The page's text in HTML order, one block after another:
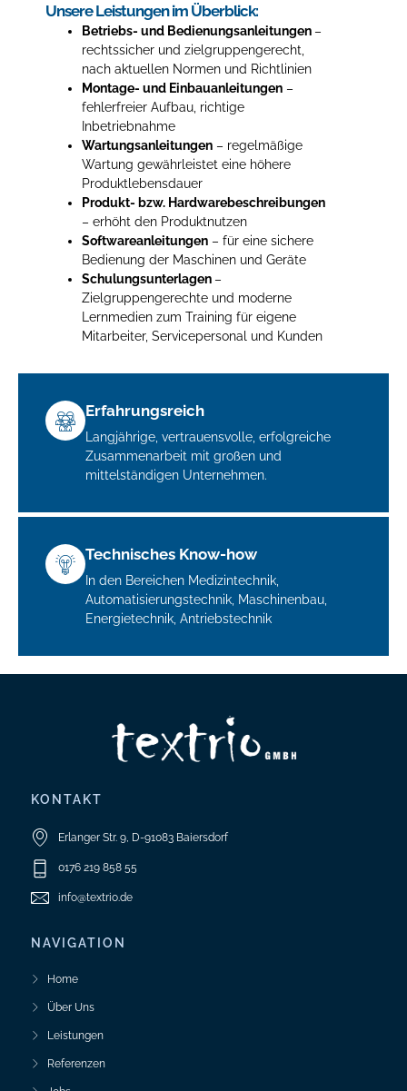
Unsere Leistungen im Überblick:
Betriebs- und Bedienungsanleitungen –
rechtssicher und zielgruppengerecht,
nach aktuellen Normen und Richtlinien
Montage- und Einbauanleitungen –
fehlerfreier Aufbau, richtige
Inbetriebnahme
Wartungsanleitungen – regelmäßige
Wartung gewährleistet eine höhere
Produktlebensdauer
Produkt- bzw. Hardwarebeschreibungen
– erhöht den Produktnutzen
Softwareanleitungen – für eine sichere
Bedienung der Maschinen und Geräte
Schulungsunterlagen –
Zielgruppengerechte und moderne
Lernmedien zum Training für eigene
Mitarbeiter, Servicepersonal und Kunden
Erfahrungsreich
Langjährige, vertrauensvolle, erfolgreiche
Zusammenarbeit mit großen und
mittelständigen Unternehmen.
Technisches Know-how
In den Bereichen Medizintechnik,
Automatisierungstechnik, Maschinenbau,
Energietechnik, Antriebstechnik
KONTAKT
Erlanger Str. 9, D-91083 Baiersdorf
0176 219 858 55
info@textrio.de
NAVIGATION
Home
Über Uns
Leistungen
Referenzen